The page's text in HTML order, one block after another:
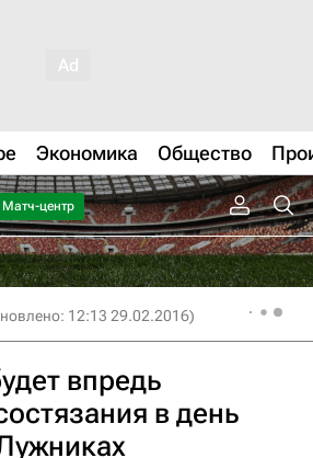
Экономика Общество
Матч-центр
12:13 29.02.2016)
впредь
в день